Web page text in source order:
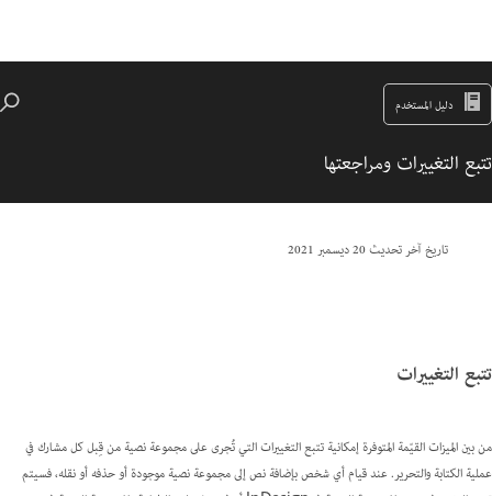
دليل المستخدم
تتبع التغييرات ومراجعتها
تاريخ آخر تحديث20 ديسمبر 2021
تتبع التغييرات
من بين الميزات القيّمة المتوفرة إمكانية تتبع التغييرات التي تُجرى على مجموعة نصية من قِبل كل مشارك في
عملية الكتابة والتحرير. عند قيام أي شخص بإضافة نص إلى مجموعة نصية موجودة أو حذفه أو نقله، فسيتم